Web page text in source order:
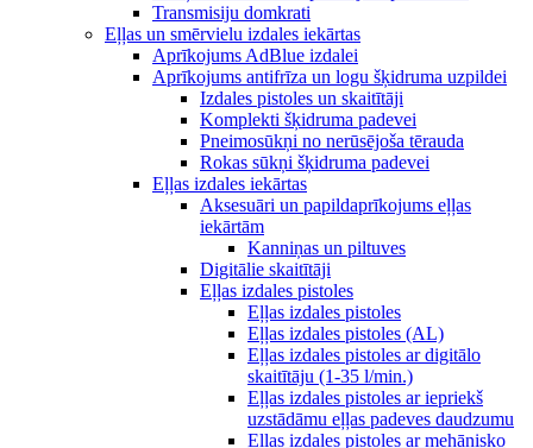
Transmisiju domkrati
Eļļas un smērvielu izdales iekārtas
Aprīkojums AdBlue izdalei
Aprīkojums antifrīza un logu šķidruma uzpildei
Izdales pistoles un skaitītāji
Komplekti šķidruma padevei
Pneimosūkņi no nerūsējoša tērauda
Rokas sūkņi šķidruma padevei
Eļļas izdales iekārtas
Aksesuāri un papildaprīkojums eļļas
iekārtām
Kanniņas un piltuves
Digitālie skaitītāji
Eļļas izdales pistoles
Eļļas izdales pistoles
Eļļas izdales pistoles (AL)
Eļļas izdales pistoles ar digitālo
skaitītāju (1-35 l/min.)
Eļļas izdales pistoles ar iepriekš
uzstādāmu eļļas padeves daudzumu
Eļļas izdales pistoles ar mehānisko